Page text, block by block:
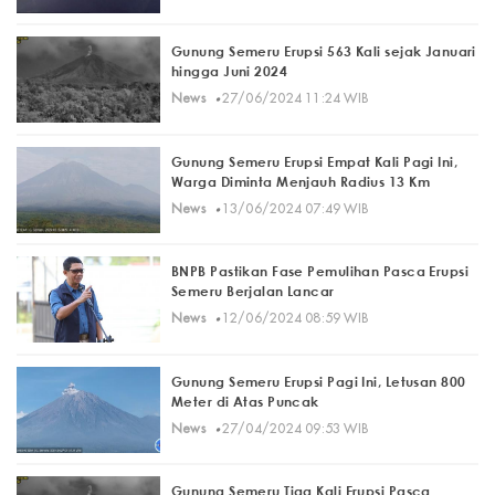
Gunung Semeru Erupsi 563 Kali sejak Januari
hingga Juni 2024
News· 27/06/2024 11:24 WIB
Gunung Semeru Erupsi Empat Kali Pagi Ini,
Warga Diminta Menjauh Radius 13 Km
News· 13/06/2024 07:49 WIB
BNPB Pastikan Fase Pemulihan Pasca Erupsi
Semeru Berjalan Lancar
News· 12/06/2024 08:59 WIB
Gunung Semeru Erupsi Pagi Ini, Letusan 800
Meter di Atas Puncak
News· 27/04/2024 09:53 WIB
Gunung Semeru Tiga Kali Erupsi Pasca